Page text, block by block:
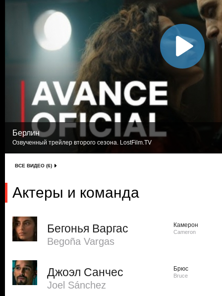
Берлин
Озвученный трейлер второго сезона. LostFilm.TV
ВСЕ ВИДЕО (6)
Актеры и команда
Бегонья Варгас
Begoña Vargas
Камерон
Cameron
Джоэл Санчес
Joel Sánchez
Брюс
Bruce